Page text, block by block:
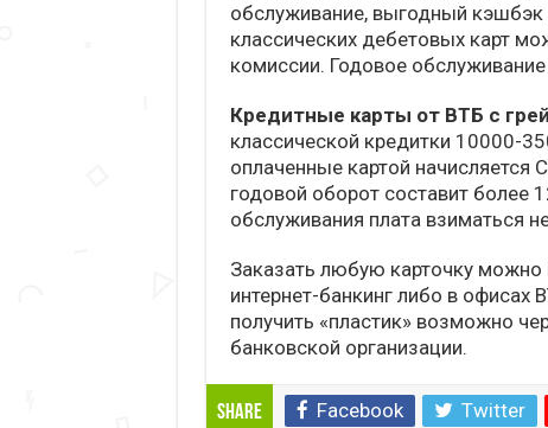
обслуживание, выгодный
классических дебетовых карт
комиссии. Годовое
Кредитные карты от ВТБ с
классической кредитки 10000-
оплаченные картой начисляется
годовой оборот составит более
обслуживания плата взиматься
Заказать любую карточку можно
интернет-банкинг либо в офисах
получить «пластик» возможно
банковской организации.
Share Facebook Twitter